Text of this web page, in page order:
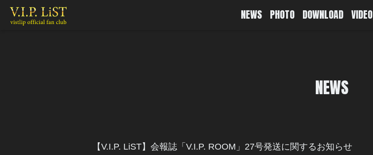
NEWS PHOTO DOWNLOAD VIDEO
NEWS
【V.I.P. LiST】会報誌「V.I.P. ROOM」27号発送に関するお知らせ